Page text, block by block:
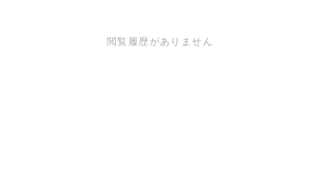
閲覧履歴がありません